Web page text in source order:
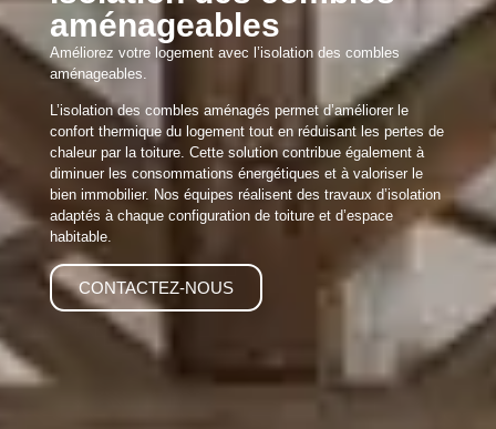
aménageables
Améliorez votre logement avec l’isolation des combles
aménageables.
L’isolation des combles aménagés permet d’améliorer le
confort thermique du logement tout en réduisant les pertes de
chaleur par la toiture. Cette solution contribue également à
diminuer les consommations énergétiques et à valoriser le
bien immobilier. Nos équipes réalisent des travaux d’isolation
adaptés à chaque configuration de toiture et d’espace
habitable.
CONTACTEZ-NOUS